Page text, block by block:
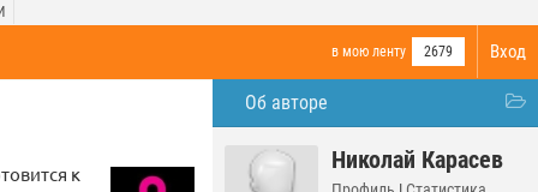
Вход
в мою ленту 2679
Об авторе
Николай Карасев
к